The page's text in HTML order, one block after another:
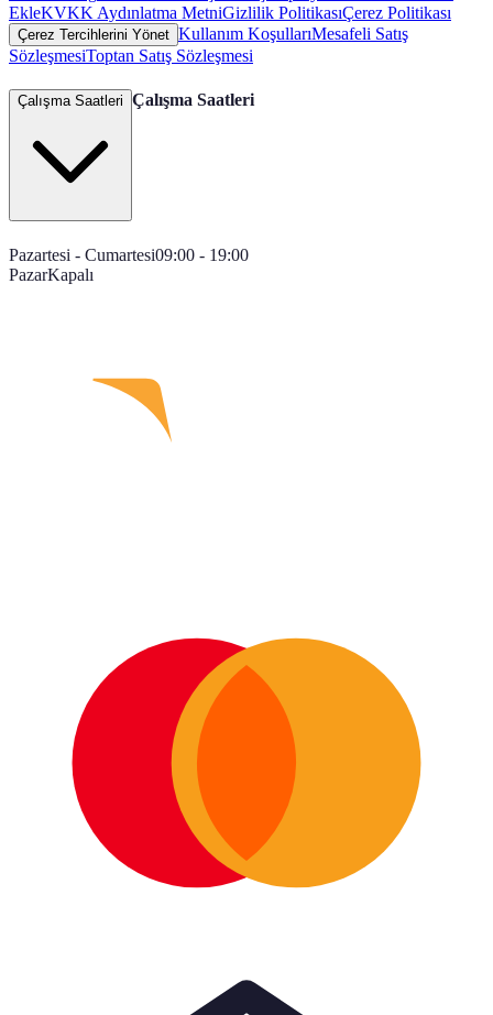
EkleKVKK Aydınlatma MetniGizlilik PolitikasıÇerez Politikası
Çerez Tercihlerini Yönet Kullanım KoşullarıMesafeli Satış
SözleşmesiToptan Satış Sözleşmesi
Çalışma Saatleri Çalışma Saatleri
Pazartesi - Cumartesi09:00 - 19:00
PazarKapalı